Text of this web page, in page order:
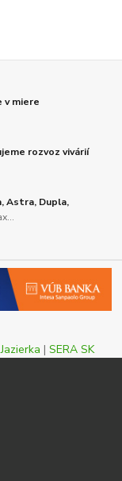
v miere
rozvoz vivárií
Astra, Dupla,
Jazierka | SERA SK